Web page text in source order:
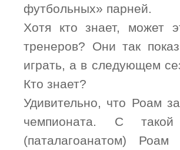
футбольных» парней.
Хотя кто знает, может
тренеров? Они так
играть, а в следующем
Кто знает?
Удивительно, что Роам
чемпионата. С такой
(паталагоанатом)